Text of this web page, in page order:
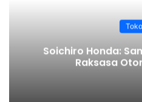
Soichiro Honda:
Raksasa